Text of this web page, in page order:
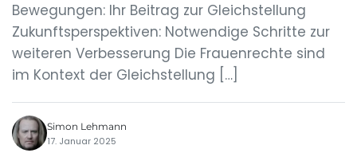
Bewegungen: Ihr Beitrag zur Gleichstellung
Zukunftsperspektiven: Notwendige Schritte zur
weiteren Verbesserung Die Frauenrechte sind
im Kontext der Gleichstellung […]
Simon Lehmann
17. Januar 2025